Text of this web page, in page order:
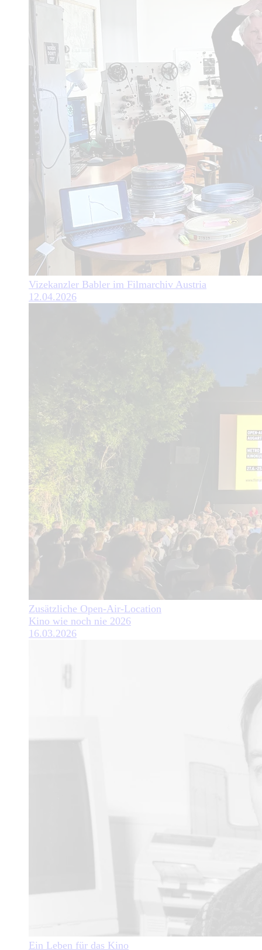
Vizekanzler Babler im Filmarchiv Austria
12.04.2026
Zusätzliche Open-Air-Location
Kino wie noch nie 2026
16.03.2026
Ein Leben für das Kino